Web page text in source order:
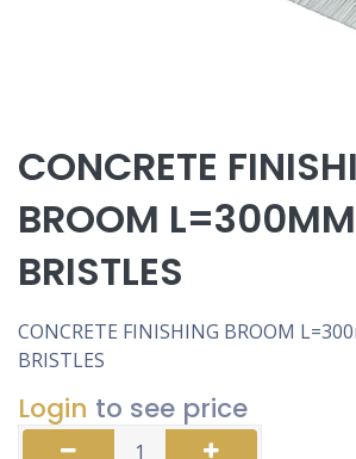
CONCRETE
BROOM
BRISTLES
CONCRETE FINISHING BROOM
BRISTLES
Login to see price